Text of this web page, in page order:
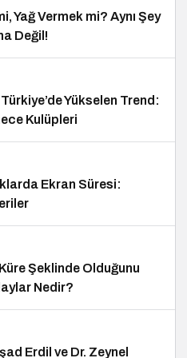
Yağ Vermek mi? Aynı Şey
Değil!
Yükselen Trend:
Kulüpleri
Ekran Süresi:
Şeklinde Olduğunu
Nedir?
Erdil ve Dr. Zeynel